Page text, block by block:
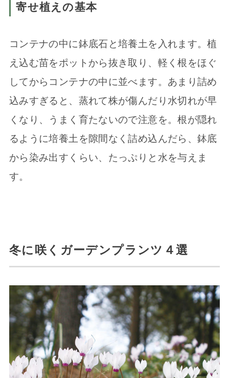
寄せ植えの基本
コンテナの中に鉢底石と培養土を入れます。植
え込む苗をポットから抜き取り、軽く根をほぐ
してからコンテナの中に並べます。あまり詰め
込みすぎると、蒸れて株が傷んだり水切れが早
くなり、うまく育たないので注意を。根が隠れ
るように培養土を隙間なく詰め込んだら、鉢底
から染み出すくらい、たっぷりと水を与えま
す。
冬に咲くガーデンプランツ４選